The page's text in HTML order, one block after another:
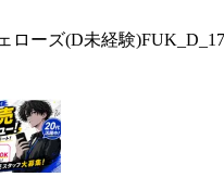
ローズ(D未経験